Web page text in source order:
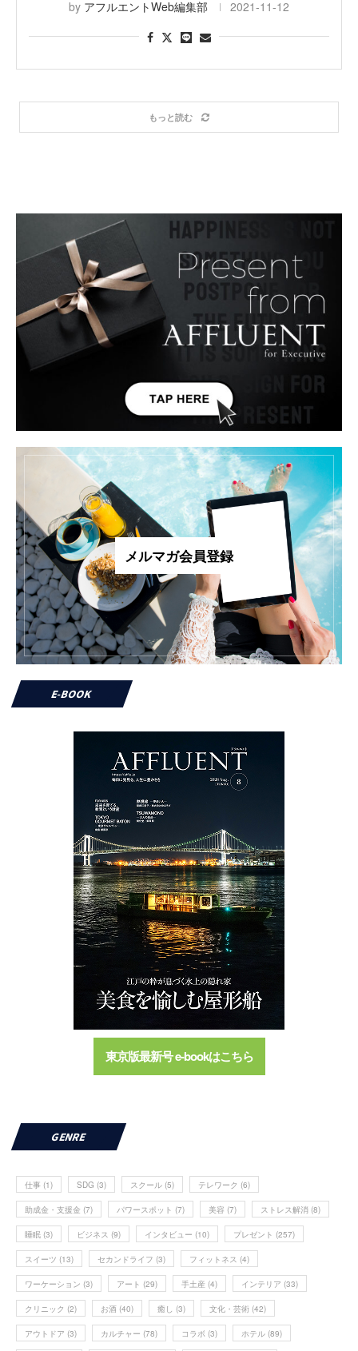
by アフルエントWeb編集部 2021-11-12
もっと読む
メルマガ会員登録
E-BOOK
東京版最新号 e-bookはこちら
GENRE
仕事 (1) SDG (3) スクール (5) テレワーク (6)
助成金・支援金 (7) パワースポット (7) 美容 (7) ストレス解消 (8)
睡眠 (3) ビジネス (9) インタビュー (10) プレゼント (257)
スイーツ (13) セカンドライフ (3) フィットネス (4)
ワーケーション (3) アート (29) 手土産 (4) インテリア (33)
クリニック (2) お酒 (40) 癒し (3) 文化・芸術 (42)
アウトドア (3) カルチャー (78) コラボ (3) ホテル (89)